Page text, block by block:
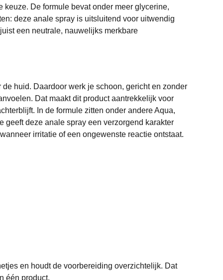
De formule bevat onder meer glycerine,
deze anale spray is uitsluitend voor uitwendig
een neutrale, nauwelijks merkbare
huid. Daardoor werk je schoon, gericht en zonder
Dat maakt dit product aantrekkelijk voor
In de formule zitten onder andere Aqua,
deze anale spray een verzorgend karakter
irritatie of een ongewenste reactie ontstaat.
en houdt de voorbereiding overzichtelijk. Dat
één product.